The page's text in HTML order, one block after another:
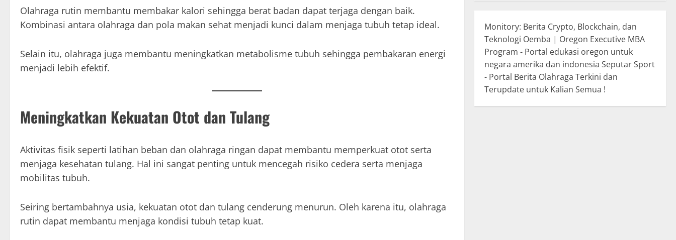
Olahraga rutin membantu membakar kalori sehingga berat badan dapat terjaga dengan baik.
Kombinasi antara olahraga dan pola makan sehat menjadi kunci dalam menjaga tubuh tetap ideal.
Selain itu, olahraga juga membantu meningkatkan metabolisme tubuh sehingga pembakaran energi
menjadi lebih efektif.
Meningkatkan Kekuatan Otot dan Tulang
Aktivitas fisik seperti latihan beban dan olahraga ringan dapat membantu memperkuat otot serta
menjaga kesehatan tulang. Hal ini sangat penting untuk mencegah risiko cedera serta menjaga
mobilitas tubuh.
Seiring bertambahnya usia, kekuatan otot dan tulang cenderung menurun. Oleh karena itu, olahraga
rutin dapat membantu menjaga kondisi tubuh tetap kuat.
Monitory: Berita Crypto, Blockchain, dan
Teknologi Oemba | Oregon Executive MBA
Program - Portal edukasi oregon untuk
negara amerika dan indonesia Seputar Sport
- Portal Berita Olahraga Terkini dan
Terupdate untuk Kalian Semua !